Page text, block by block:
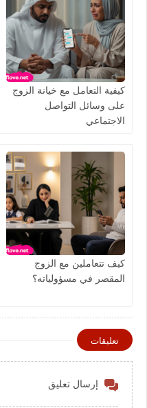
كيفية التعامل مع خيانة الزوج
على وسائل التواصل
الاجتماعي
كيف تتعاملين مع الزوج
المقصر في مسؤولياته؟
تعليقات
إرسال تعليق